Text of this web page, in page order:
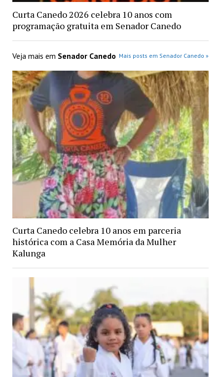
Curta Canedo 2026 celebra 10 anos com
programação gratuita em Senador Canedo
Veja mais em Senador Canedo Mais posts em Senador Canedo »
Curta Canedo celebra 10 anos em parceria
histórica com a Casa Memória da Mulher
Kalunga